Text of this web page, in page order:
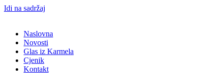
Idi na sadržaj
Naslovna
Novosti
Glas iz Karmela
Cjenik
Kontakt